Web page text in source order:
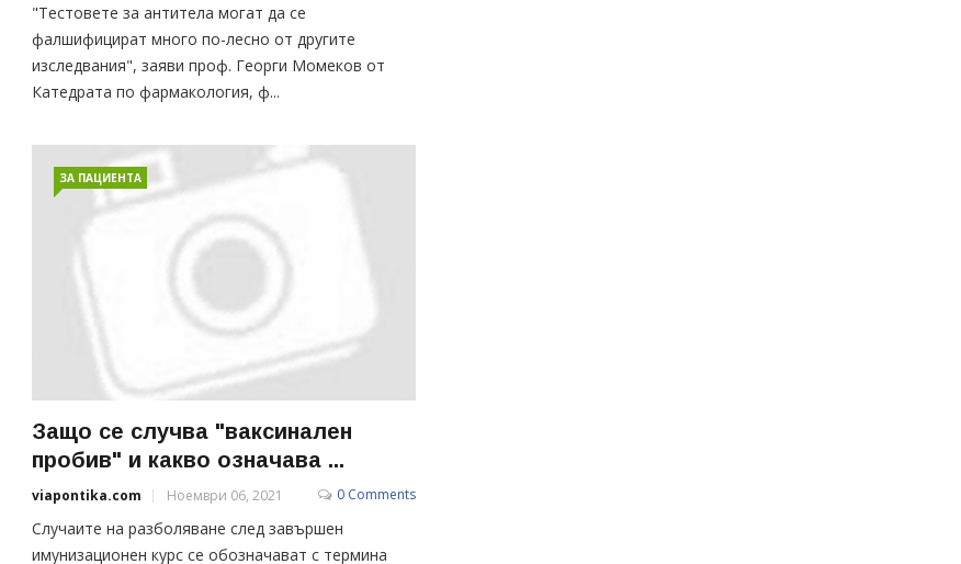
"Тестовете за антитела могат да се
фалшифицират много по-лесно от другите
изследвания", заяви проф. Георги Момеков от
Катедрата по фармакология, ф...
ЗА ПАЦИЕНТА
Защо се случва "ваксинален
пробив" и какво означава ...
viapontika.com Ноември 06, 2021 0 Comments
Случаите на разболяване след завършен
имунизационен курс се обозначават с термина